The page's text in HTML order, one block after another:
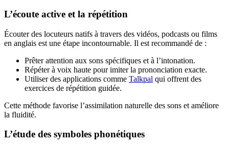
L’écoute active et la répétition
Écouter des locuteurs natifs à travers des vidéos, podcasts ou films
en anglais est une étape incontournable. Il est recommandé de :
Prêter attention aux sons spécifiques et à l’intonation.
Répéter à voix haute pour imiter la prononciation exacte.
Utiliser des applications comme Talkpal qui offrent des
exercices de répétition guidée.
Cette méthode favorise l’assimilation naturelle des sons et améliore
la fluidité.
L’étude des symboles phonétiques